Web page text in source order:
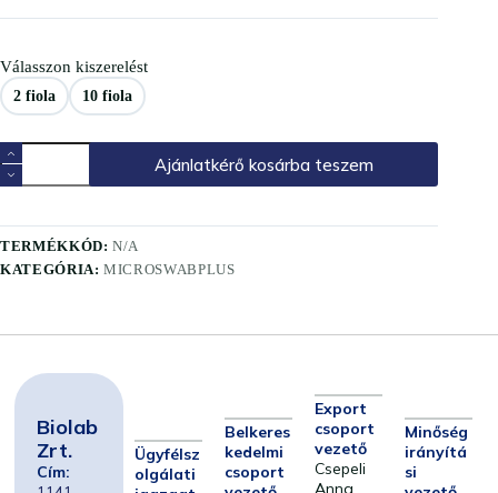
Válasszon kiszerelést
2 fiola 10 fiola
Ajánlatkérő kosárba teszem
TERMÉKKÓD:N/A
KATEGÓRIA:MICROSWABPLUS
Biolab
Zrt.
Cím:
Ügyfélsz
olgálati
Belkeres
kedelmi
csoport
Export
csoport
vezető
Csepeli
Minőség
irányítá
si